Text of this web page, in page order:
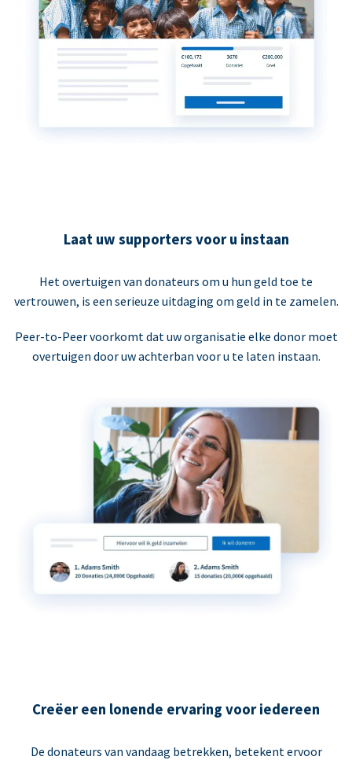
Laat uw supporters voor u instaan
Het overtuigen van donateurs om u hun geld toe te
vertrouwen, is een serieuze uitdaging om geld in te zamelen.
Peer-to-Peer voorkomt dat uw organisatie elke donor moet
overtuigen door uw achterban voor u te laten instaan.
Creëer een lonende ervaring voor iedereen
De donateurs van vandaag betrekken, betekent ervoor